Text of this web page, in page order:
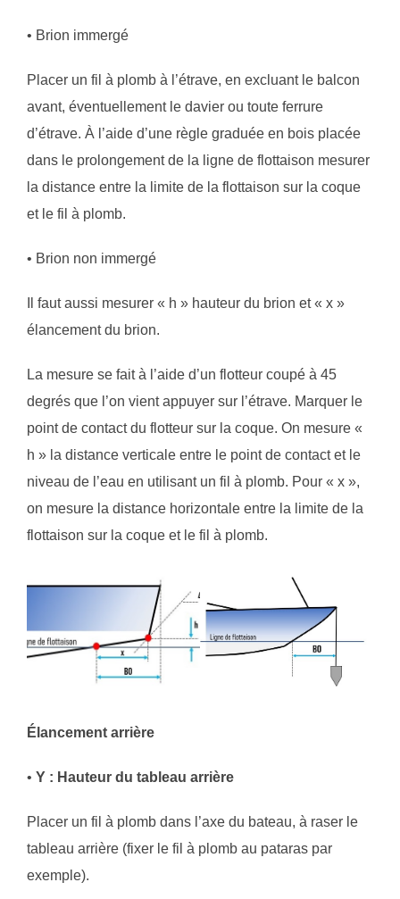
• Brion immergé
Placer un fil à plomb à l’étrave, en excluant le balcon
avant, éventuellement le davier ou toute ferrure
d’étrave. À l’aide d’une règle graduée en bois placée
dans le prolongement de la ligne de flottaison mesurer
la distance entre la limite de la flottaison sur la coque
et le fil à plomb.
• Brion non immergé
Il faut aussi mesurer « h » hauteur du brion et « x »
élancement du brion.
La mesure se fait à l’aide d’un flotteur coupé à 45
degrés que l’on vient appuyer sur l’étrave. Marquer le
point de contact du flotteur sur la coque. On mesure «
h » la distance verticale entre le point de contact et le
niveau de l’eau en utilisant un fil à plomb. Pour « x »,
on mesure la distance horizontale entre la limite de la
flottaison sur la coque et le fil à plomb.
Élancement arrière
• Y : Hauteur du tableau arrière
Placer un fil à plomb dans l’axe du bateau, à raser le
tableau arrière (fixer le fil à plomb au pataras par
exemple).